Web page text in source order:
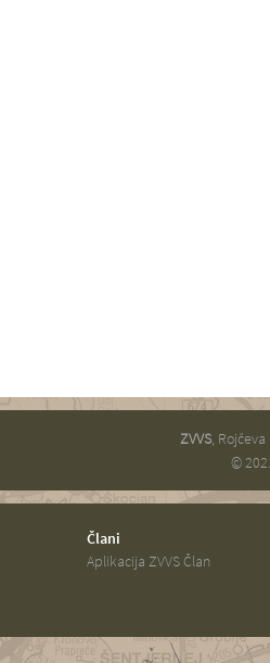
ZVVS,
©
Člani
Aplikacija ZVVS Član